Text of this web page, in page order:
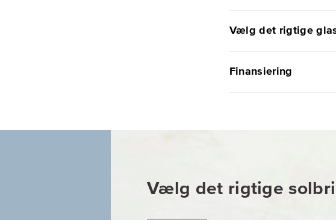
Vælg det rigtige
Finansiering
Vælg det rigtige